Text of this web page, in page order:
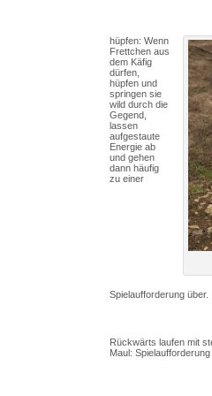
hüpfen: Wenn
Frettchen aus
dem Käfig
dürfen,
hüpfen und
springen sie
wild durch die
Gegend,
lassen
aufgestaute
Energie ab
und gehen
dann häufig
zu einer
Spielaufforderung über.
Rückwärts laufen mit
Maul: Spielaufforderung